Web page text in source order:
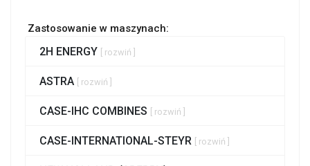
Zastosowanie w maszynach:
2H ENERGY [ rozwiń ]
ASTRA [ rozwiń ]
CASE-IHC COMBINES [ rozwiń ]
CASE-INTERNATIONAL-STEYR [ rozwiń ]